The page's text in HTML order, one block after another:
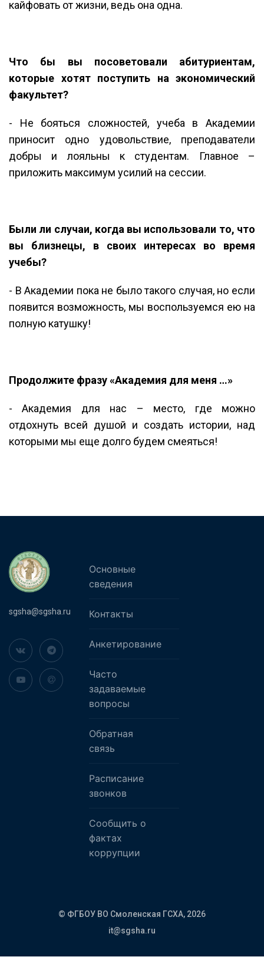
кайфовать от жизни, ведь она одна.
Что бы вы посоветовали абитуриентам,
которые хотят поступить на экономический
факультет?
- Не бояться сложностей, учеба в Академии
приносит одно удовольствие, преподаватели
добры и лояльны к студентам. Главное –
приложить максимум усилий на сессии.
Были ли случаи, когда вы использовали то, что
вы близнецы, в своих интересах во время
учебы?
- В Академии пока не было такого случая, но если
появится возможность, мы воспользуемся ею на
полную катушку!
Продолжите фразу «Академия для меня …»
- Академия для нас – место, где можно
отдохнуть всей душой и создать истории, над
которыми мы еще долго будем смеяться!
sgsha@sgsha.ru
Основные
сведения
Контакты
Анкетирование
Часто
задаваемые
вопросы
Обратная
связь
Расписание
звонков
Сообщить о
фактах
коррупции
© ФГБОУ ВО Смоленская ГСХА, 2026
it@sgsha.ru